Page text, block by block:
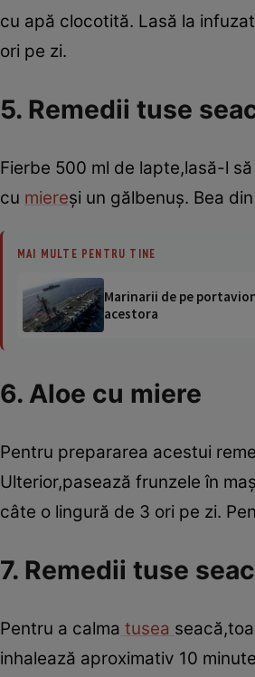
cu apă clocotită. Lasă la
ori pe zi.
5. Remedii tuse
Fierbe 500 ml de lapte,lasă-l
cu miereşi un gălbenuş. Bea
MAI MULTE PENTRU TINE
Marinarii de pe
acestora
6. Aloe cu miere
Pentru prepararea acestui
Ulterior,pasează frunzele în
câte o lingură de 3 ori pe zi.
7. Remedii tuse
Pentru a calma tusea
inhalează aproximativ 10